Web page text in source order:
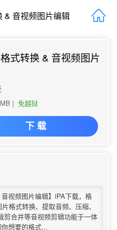
& 音视频图片编辑
式转换 & 音视频图片
| 免越狱
下 载
视频图片编辑】iPA下载，格
格式转换、提取音频、压缩、
剪合并等音视频剪辑功能于一体
想要的格式...